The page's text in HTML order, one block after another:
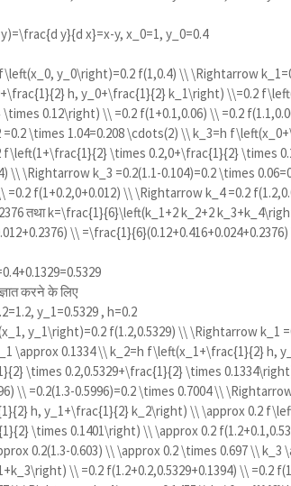
y}{d x}=x-y, x_0=1, y_0=0.4
y_0\right)=0.2 f(1,0.4) \\ \Rightarrow
h, y_0+\frac{1}{2} k_1\right) \\=0.2
0.12\right) \\ =0.2 f(1+0.1,0.06) \\ =0.2
\times 1.04=0.208 \cdots(2) \\ k_3=h
\times 0.2,0+\frac{1}{2} \times
\\ \Rightarrow k_3 =0.2(1.1-0.104)=0.2 \times
f(1+0.2,0+0.012) \\ \Rightarrow k_4 =0.2
तथाk=\frac{1}{6}\left(k_1+2 k_2+2
\\
करने के लिए
y_1=0.5329 , h=0.2
y_1\right)=0.2 f(1.2,0.5329) \\ \Rightarrow k_1
\approx 0.1334 \\ k_2=h f\left(x_1+\frac{1}{2} h,
\times 0.2,0.5329+\frac{1}{2} \times
\\ =0.2(1.3-0.5996)=0.2 \times 0.7004 \\
h, y_1+\frac{1}{2} k_2\right) \\ \approx 0.2
\times 0.1401\right) \\ \approx 0.2
0.2(1.3-0.603) \\ \approx 0.2 \times 0.697 \\ k_3
\\ =0.2 f(1.2+0.2,0.5329+0.1394) \\ =0.2